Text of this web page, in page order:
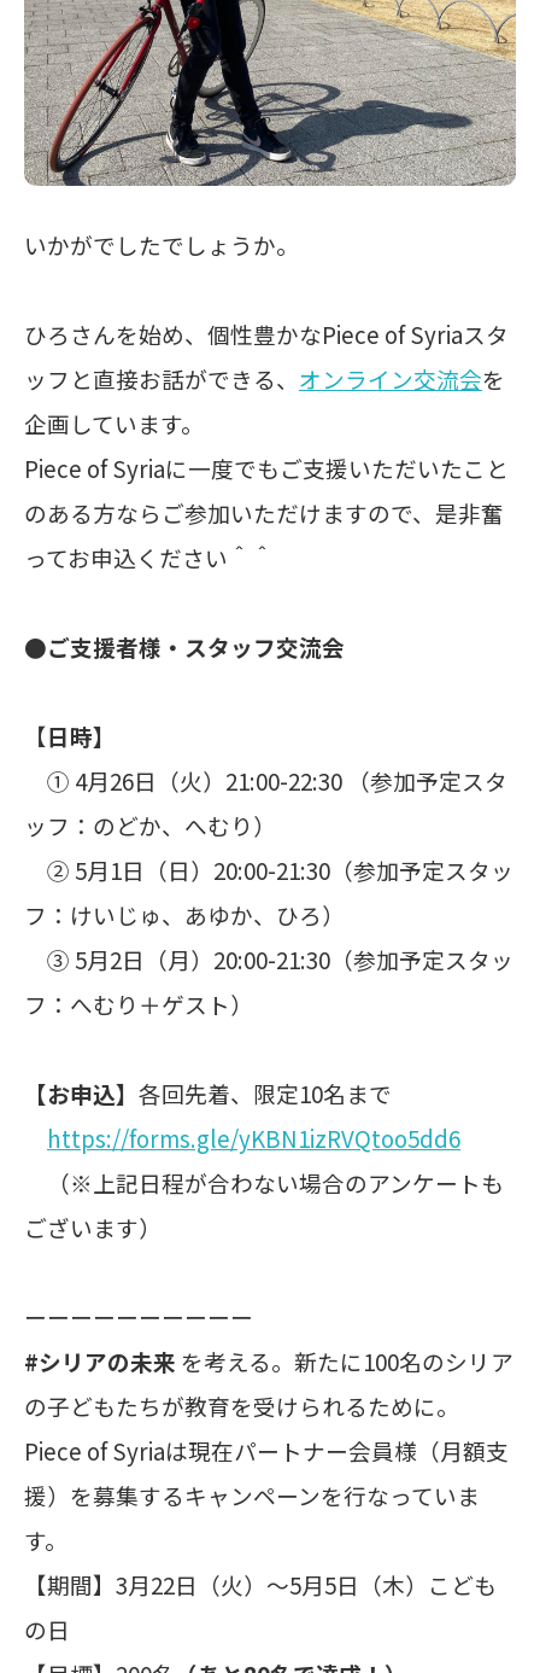
いかがでしたでしょうか。
ひろさんを始め、個性豊かなPiece of Syriaスタ
ッフと直接お話ができる、 オンライン交流会を
企画しています。
Piece of Syriaに一度でもご支援いただいたこと
のある方ならご参加いただけますので、是非奮
ってお申込ください＾＾
●ご支援者様・スタッフ交流会
【日時】
① 4月26日（火）21:00-22:30 （参加予定スタ
ッフ：のどか、へむり）
② 5月1日（日）20:00-21:30（参加予定スタッ
フ：けいじゅ、あゆか、ひろ）
③ 5月2日（月）20:00-21:30（参加予定スタッ
フ：へむり＋ゲスト）
【お申込】 各回先着、限定10名まで
https://forms.gle/yKBN1izRVQtoo5dd6
（※上記日程が合わない場合のアンケートも
ございます）
ーーーーーーーーーー
#シリアの未来 を考える。新たに100名のシリア
の子どもたちが教育を受けられるために。
Piece of Syriaは現在パートナー会員様（月額支
援）を募集するキャンペーンを行なっていま
す。
【期間】3月22日（火）〜5月5日（木）こども
の日